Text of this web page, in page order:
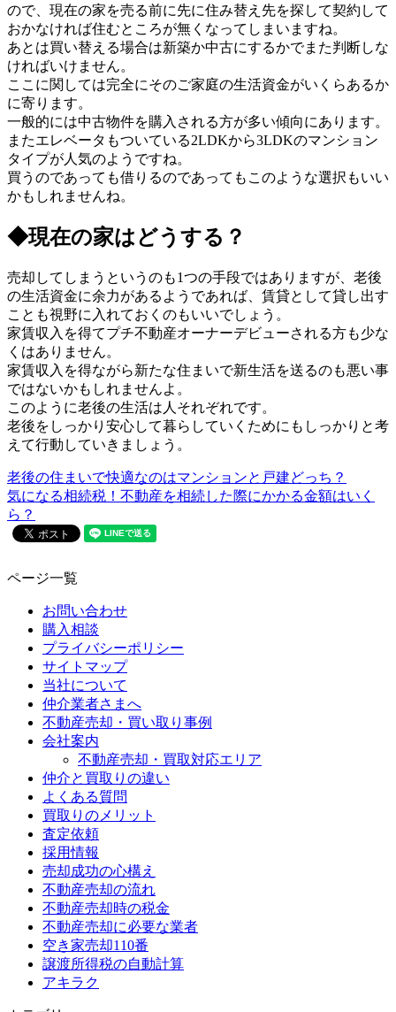
ので、現在の家を売る前に先に住み替え先を探して契約して
おかなければ住むところが無くなってしまいますね。
あとは買い替える場合は新築か中古にするかでまた判断しな
ければいけません。
ここに関しては完全にそのご家庭の生活資金がいくらあるか
に寄ります。
一般的には中古物件を購入される方が多い傾向にあります。
またエレベータもついている2LDKから3LDKのマンション
タイプが人気のようですね。
買うのであっても借りるのであってもこのような選択もいい
かもしれませんね。
◆現在の家はどうする？
売却してしまうというのも1つの手段ではありますが、老後
の生活資金に余力があるようであれば、賃貸として貸し出す
ことも視野に入れておくのもいいでしょう。
家賃収入を得てプチ不動産オーナーデビューされる方も少な
くはありません。
家賃収入を得ながら新たな住まいで新生活を送るのも悪い事
ではないかもしれませんよ。
このように老後の生活は人それぞれです。
老後をしっかり安心して暮らしていくためにもしっかりと考
えて行動していきましょう。
老後の住まいで快適なのはマンションと戸建どっち？
気になる相続税！不動産を相続した際にかかる金額はいく
ら？
ページ一覧
お問い合わせ
購入相談
プライバシーポリシー
サイトマップ
当社について
仲介業者さまへ
不動産売却・買い取り事例
会社案内
不動産売却・買取対応エリア
仲介と買取りの違い
よくある質問
買取りのメリット
査定依頼
採用情報
売却成功の心構え
不動産売却の流れ
不動産売却時の税金
不動産売却に必要な業者
空き家売却110番
譲渡所得税の自動計算
アキラク